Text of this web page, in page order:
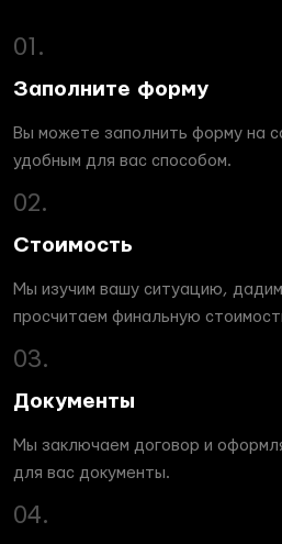
01.
Заполните форму
Вы можете заполнить форму на
удобным для вас способом.
02.
Стоимость
Мы изучим вашу ситуацию,
просчитаем финальную
03.
Документы
Мы заключаем договор и
для вас документы.
04.